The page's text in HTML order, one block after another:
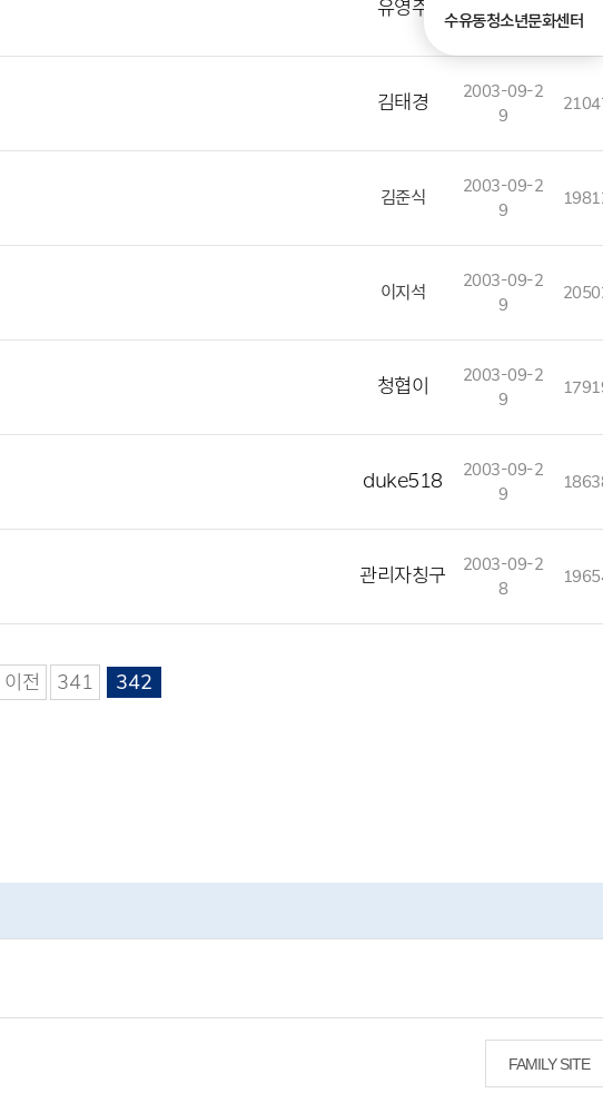
수유동청소년문화센터
유영주
9
김태경
2003-09-2
9
김준식
2003-09-2
9
이지석
2003-09-2
9
청협이
2003-09-2
9
duke518
2003-09-2
9
관리자칭구
2003-09-2
8
이전 341 342
FAMILY SITE